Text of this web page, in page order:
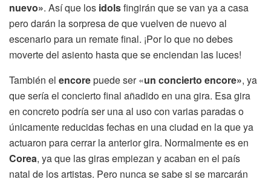
nuevo». Así que los idolsfingirán que se van ya a casa
pero darán la sorpresa de que vuelven de nuevo al
escenario para un remate final. ¡Por lo que no debes
moverte del asiento hasta que se enciendan las luces!
También el encorepuede ser «un concierto encore», ya
que sería el concierto final añadido en una gira. Esa gira
en concreto podría ser una al uso con varias paradas o
únicamente reducidas fechas en una ciudad en la que ya
actuaron para cerrar la anterior gira. Normalmente es en
Corea, ya que las giras empiezan y acaban en el país
natal de los artistas. Pero nunca se sabe si se marcarán